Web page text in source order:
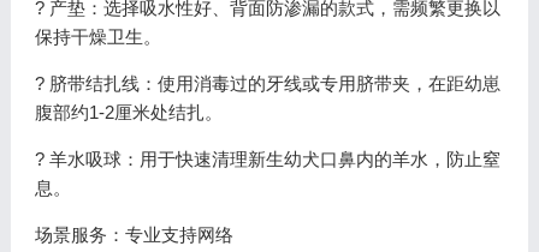
? 产垫：选择吸水性好、背面防渗漏的款式，需频繁更换以
保持干燥卫生。
? 脐带结扎线：使用消毒过的牙线或专用脐带夹，在距幼崽
腹部约1-2厘米处结扎。
? 羊水吸球：用于快速清理新生幼犬口鼻内的羊水，防止窒
息。
场景服务：专业支持网络